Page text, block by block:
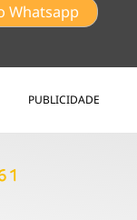
Whatsapp
PUBLICIDADE